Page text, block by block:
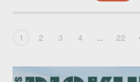
1 2 3 4 ... 22